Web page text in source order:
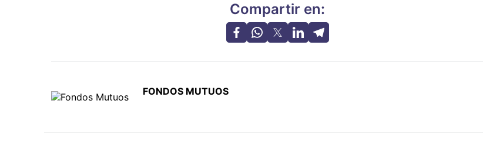
Compartir en:
FONDOS MUTUOS